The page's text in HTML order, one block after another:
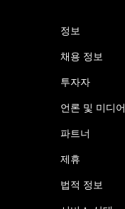
정보
채용 정보
투자자
언론 및 미디어
파트너
제휴
법적 정보